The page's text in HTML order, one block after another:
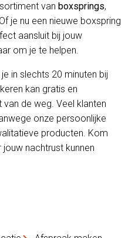
van boxsprings,
je nu een nieuwe boxspring
aansluit bij jouw
om je te helpen.
in slechts 20 minuten bij
kan gratis en
de weg. Veel klanten
onze persoonlijke
producten. Kom
nachtrust kunnen